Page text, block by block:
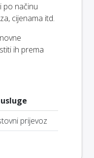
po načinu
cijenama itd.
ih prema
prijevoz